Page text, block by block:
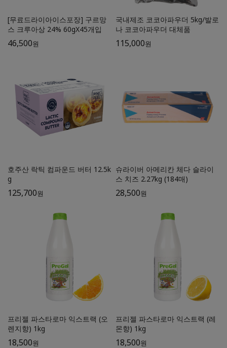
[무료드라이아이스포장] 구르망
스 크루아상 24% 60gX45개입
46,500원
국내제조 코코아파우더 5kg/발로
나 코코아파우더 대체품
115,000원
호주산 락틱 컴파운드 버터 12.5k
g
125,700원
슈라이버 아메리칸 체다 슬라이
스 치즈 2.27kg (184매)
28,500원
프리젤 파스타로마 익스트랙 (오
렌지향) 1kg
18,500원
프리젤 파스타로마 익스트랙 (레
몬향) 1kg
18,500원